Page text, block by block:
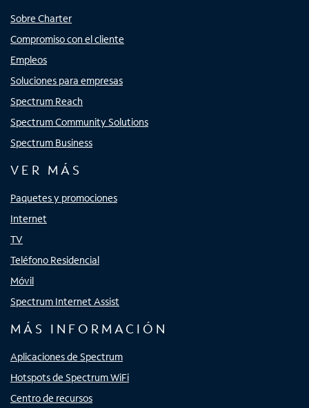
Sobre Charter
Compromiso con el cliente
Empleos
Soluciones para empresas
Spectrum Reach
Spectrum Community Solutions
Spectrum Business
VER MÁS
Paquetes y promociones
Internet
TV
Teléfono Residencial
Móvil
Spectrum Internet Assist
MÁS INFORMACIÓN
Aplicaciones de Spectrum
Hotspots de Spectrum WiFi
Centro de recursos